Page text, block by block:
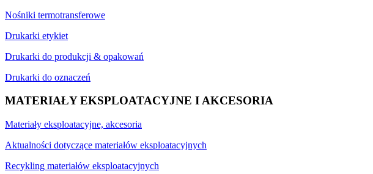
Nośniki termotransferowe
Drukarki etykiet
Drukarki do produkcji & opakowań
Drukarki do oznaczeń
MATERIAŁY EKSPLOATACYJNE I AKCESORIA
Materiały eksploatacyjne, akcesoria
Aktualności dotyczące materiałów eksploatacyjnych
Recykling materiałów eksploatacyjnych